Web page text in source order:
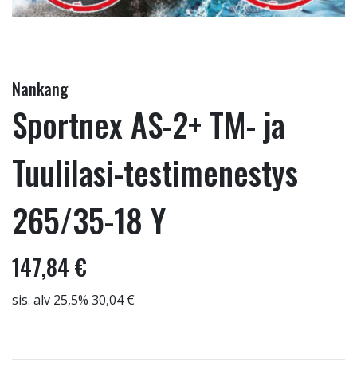
Nankang
Sportnex AS-2+ TM- ja
Tuulilasi-testimenestys
265/35-18 Y
147,84 €
sis. alv 25,5% 30,04 €